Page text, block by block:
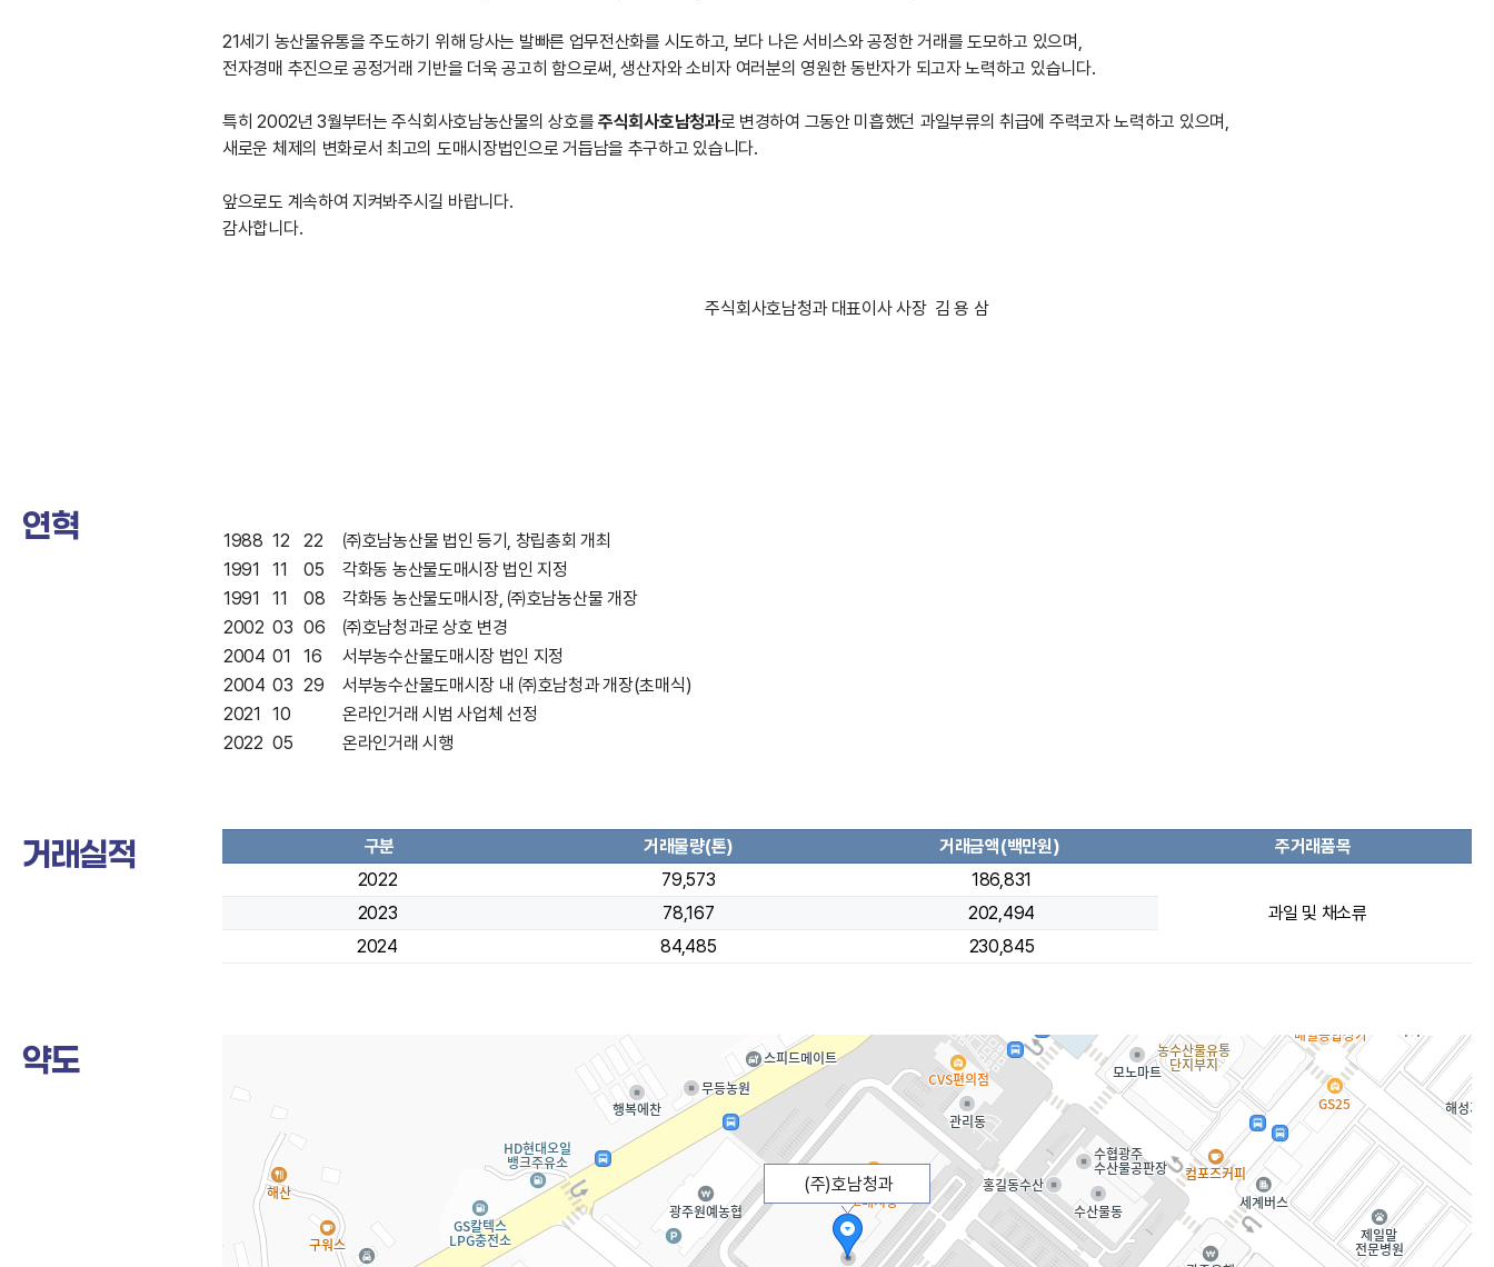
21세기 농산물유통을 주도하기 위해 당사는 발빠른 업무전산화를 시도하고, 보다 나은 서비스와 공정한 거래를 도모하고 있으며,
전자경매 추진으로 공정거래 기반을 더욱 공고히 함으로써, 생산자와 소비자 여러분의 영원한 동반자가 되고자 노력하고 있습니다.
특히 2002년 3월부터는 주식회사호남농산물의 상호를 주식회사호남청과로 변경하여 그동안 미흡했던 과일부류의 취급에 주력코자 노력하고 있으며,
새로운 체제의 변화로서 최고의 도매시장법인으로 거듭남을 추구하고 있습니다.
앞으로도 계속하여 지켜봐주시길 바랍니다.
감사합니다.
주식회사호남청과 대표이사 사장 김 용 삼
연혁 1988 12 22
㈜호남농산물 법인 등기, 창립총회 개최
1991
11 05
각화동 농산물도매시장 법인 지정
1991
11 08
각화동 농산물도매시장, ㈜호남농산물 개장
2002 03 06
㈜호남청과로 상호 변경
2004 01 16
서부농수산물도매시장 법인 지정
2004 03 29
서부농수산물도매시장 내 ㈜호남청과 개장(초매식)
2021
10
온라인거래 시범 사업체 선정
2022 05 온라인거래 시행
거래실적 구분 거래물량(톤) 거래금액(백만원)
주거래품목
2022
79,573
186,831
과일 및 채소류
2023 78,167
202,494
2024
84,485 230,845
약도
(주)호남청과